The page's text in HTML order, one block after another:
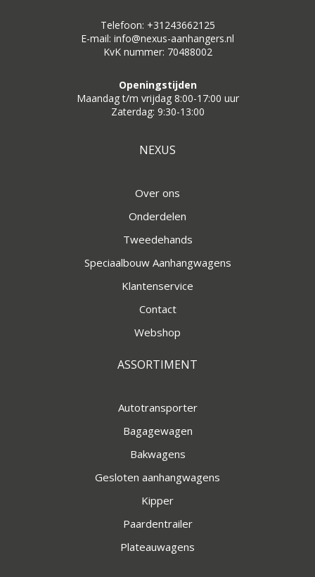
Telefoon: +31243662125
E-mail: info@nexus-aanhangers.nl
KvK nummer: 70488002
Openingstijden
Maandag t/m vrijdag 8:00-17:00 uur
Zaterdag: 9:30-13:00
NEXUS
Over ons
Onderdelen
Tweedehands
Speciaalbouw Aanhangwagens
Klantenservice
Contact
Webshop
ASSORTIMENT
Autotransporter
Bagagewagen
Bakwagens
Gesloten aanhangwagens
Kipper
Paardentrailer
Plateauwagens